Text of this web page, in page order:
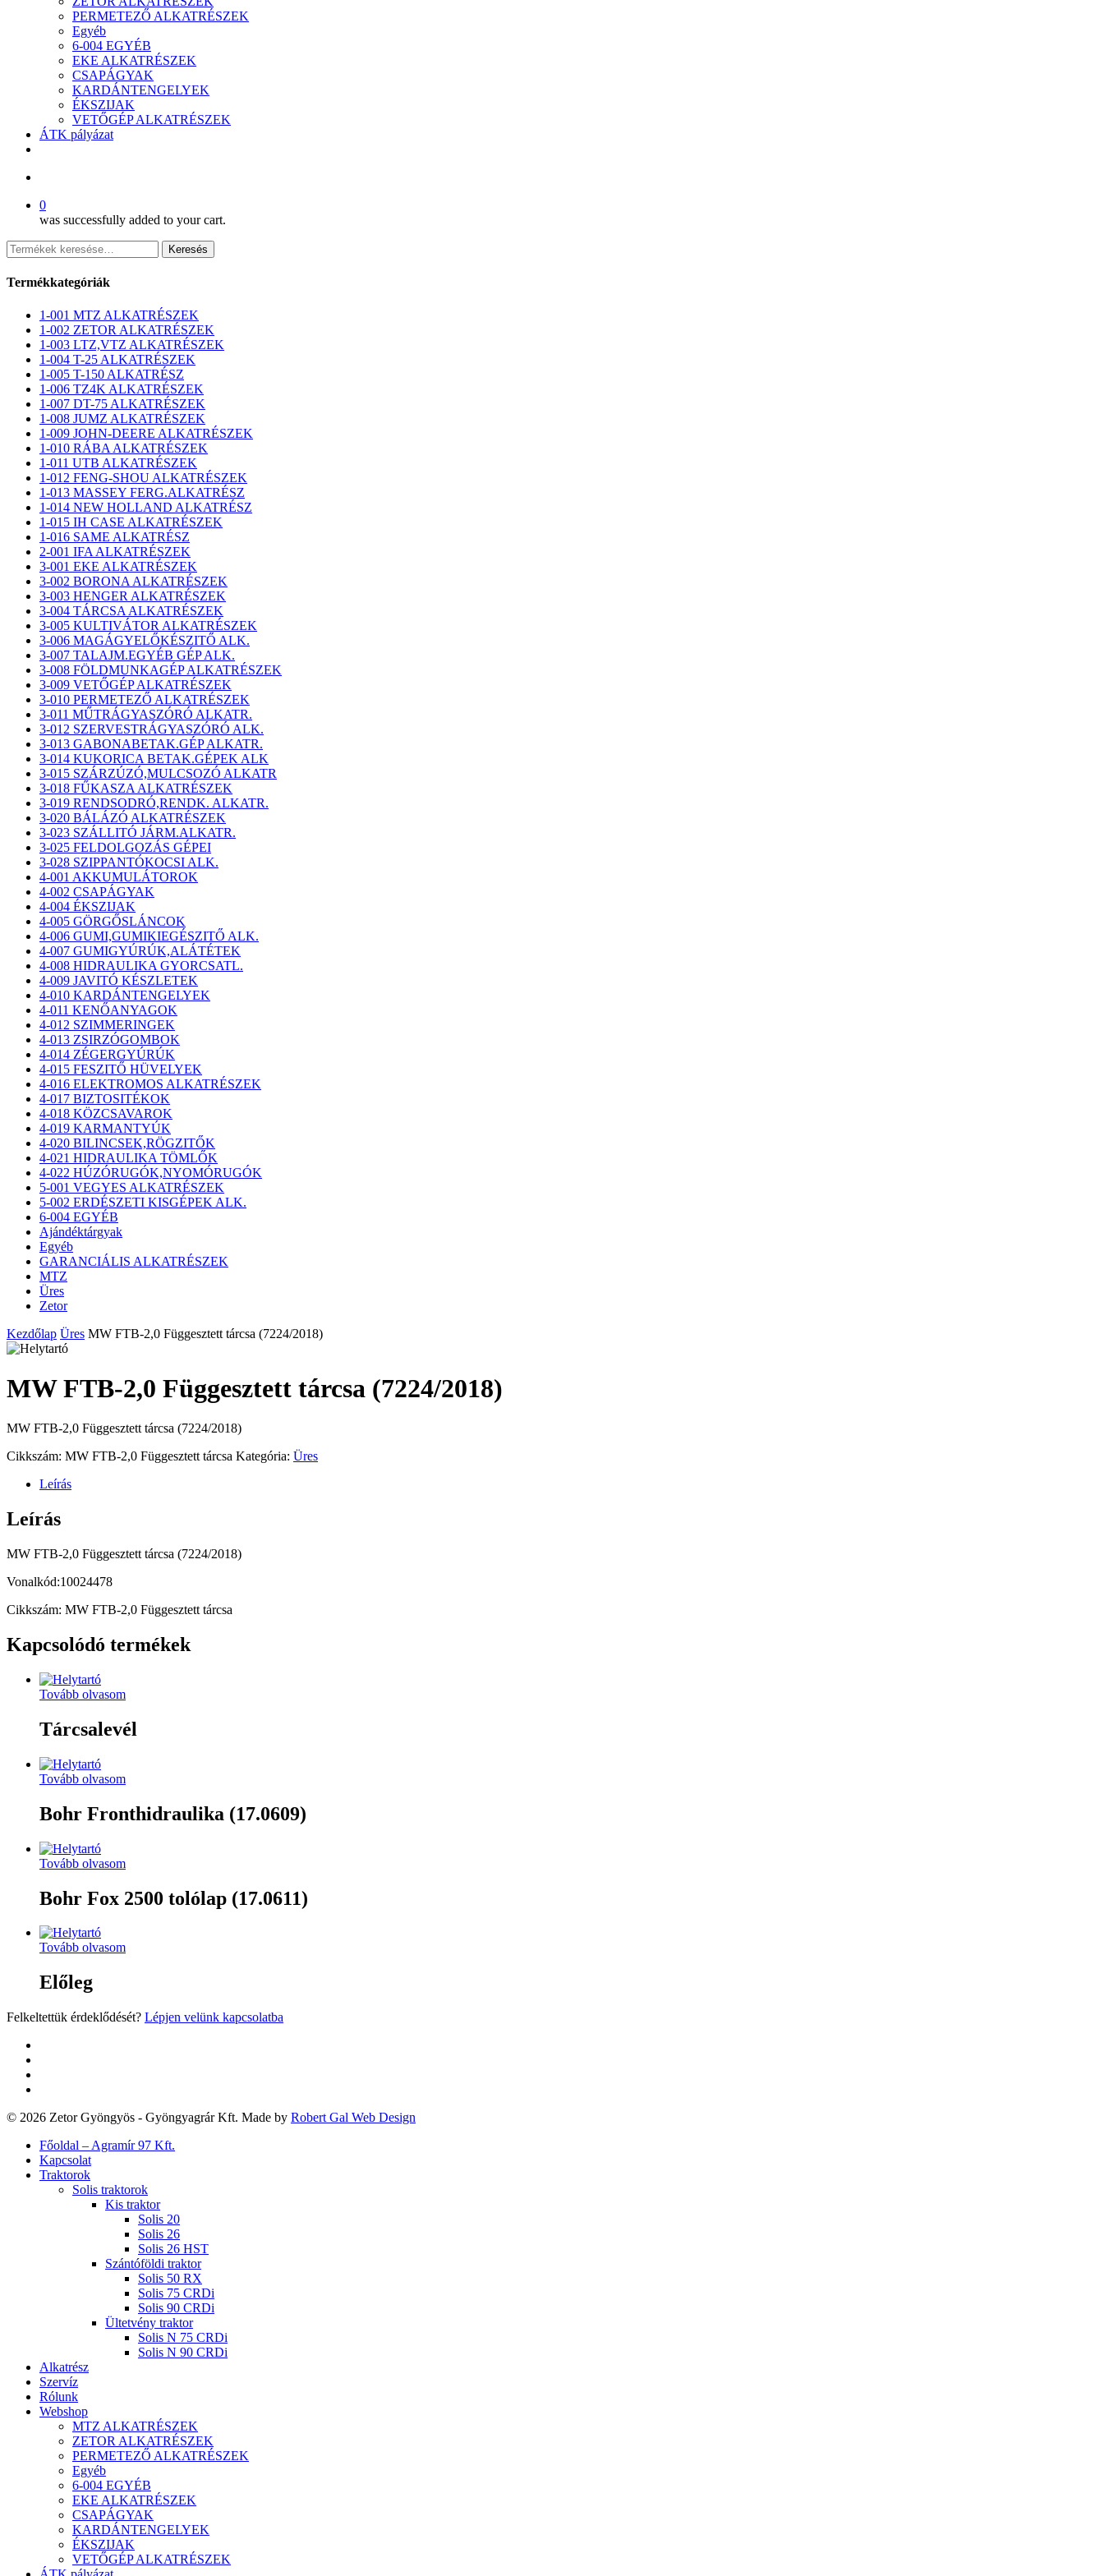
PERMETEZŐ ALKATRÉSZEK
Egyéb
6-004 EGYÉB
EKE ALKATRÉSZEK
CSAPÁGYAK
KARDÁNTENGELYEK
ÉKSZIJAK
VETŐGÉP ALKATRÉSZEK
ÁTK pályázat
0
was successfully added to your cart.
Keresés
a
következőre:
Keresés
Termékkategóriák
1-001 MTZ ALKATRÉSZEK
1-002 ZETOR ALKATRÉSZEK
1-003 LTZ,VTZ ALKATRÉSZEK
1-004 T-25 ALKATRÉSZEK
1-005 T-150 ALKATRÉSZ
1-006 TZ4K ALKATRÉSZEK
1-007 DT-75 ALKATRÉSZEK
1-008 JUMZ ALKATRÉSZEK
1-009 JOHN-DEERE ALKATRÉSZEK
1-010 RÁBA ALKATRÉSZEK
1-011 UTB ALKATRÉSZEK
1-012 FENG-SHOU ALKATRÉSZEK
1-013 MASSEY FERG.ALKATRÉSZ
1-014 NEW HOLLAND ALKATRÉSZ
1-015 IH CASE ALKATRÉSZEK
1-016 SAME ALKATRÉSZ
2-001 IFA ALKATRÉSZEK
3-001 EKE ALKATRÉSZEK
3-002 BORONA ALKATRÉSZEK
3-003 HENGER ALKATRÉSZEK
3-004 TÁRCSA ALKATRÉSZEK
3-005 KULTIVÁTOR ALKATRÉSZEK
3-006 MAGÁGYELŐKÉSZITŐ ALK.
3-007 TALAJM.EGYÉB GÉP ALK.
3-008 FÖLDMUNKAGÉP ALKATRÉSZEK
3-009 VETŐGÉP ALKATRÉSZEK
3-010 PERMETEZŐ ALKATRÉSZEK
3-011 MŰTRÁGYASZÓRÓ ALKATR.
3-012 SZERVESTRÁGYASZÓRÓ ALK.
3-013 GABONABETAK.GÉP ALKATR.
3-014 KUKORICA BETAK.GÉPEK ALK
3-015 SZÁRZÚZÓ,MULCSOZÓ ALKATR
3-018 FŰKASZA ALKATRÉSZEK
3-019 RENDSODRÓ,RENDK. ALKATR.
3-020 BÁLÁZÓ ALKATRÉSZEK
3-023 SZÁLLITÓ JÁRM.ALKATR.
3-025 FELDOLGOZÁS GÉPEI
3-028 SZIPPANTÓKOCSI ALK.
4-001 AKKUMULÁTOROK
4-002 CSAPÁGYAK
4-004 ÉKSZIJAK
4-005 GÖRGŐSLÁNCOK
4-006 GUMI,GUMIKIEGÉSZITŐ ALK.
4-007 GUMIGYÚRÚK,ALÁTÉTEK
4-008 HIDRAULIKA GYORCSATL.
4-009 JAVITÓ KÉSZLETEK
4-010 KARDÁNTENGELYEK
4-011 KENŐANYAGOK
4-012 SZIMMERINGEK
4-013 ZSIRZÓGOMBOK
4-014 ZÉGERGYÚRÚK
4-015 FESZITŐ HÜVELYEK
4-016 ELEKTROMOS ALKATRÉSZEK
4-017 BIZTOSITÉKOK
4-018 KÖZCSAVAROK
4-019 KARMANTYÚK
4-020 BILINCSEK,RÖGZITŐK
4-021 HIDRAULIKA TÖMLŐK
4-022 HÚZÓRUGÓK,NYOMÓRUGÓK
5-001 VEGYES ALKATRÉSZEK
5-002 ERDÉSZETI KISGÉPEK ALK.
6-004 EGYÉB
Ajándéktárgyak
Egyéb
GARANCIÁLIS ALKATRÉSZEK
MTZ
Üres
Zetor
Kezdőlap Üres MW FTB-2,0 Függesztett tárcsa (7224/2018)
MW FTB-2,0 Függesztett tárcsa (7224/2018)
MW FTB-2,0 Függesztett tárcsa (7224/2018)
Cikkszám: MW FTB-2,0 Függesztett tárcsa Kategória: Üres
Leírás
Leírás
MW FTB-2,0 Függesztett tárcsa (7224/2018)
Vonalkód:10024478
Cikkszám: MW FTB-2,0 Függesztett tárcsa
Kapcsolódó termékek
Tovább olvasom
Tárcsalevél
Tovább olvasom
Bohr Fronthidraulika (17.0609)
Tovább olvasom
Bohr Fox 2500 tolólap (17.0611)
Tovább olvasom
Előleg
Felkeltettük érdeklődését? Lépjen velünk kapcsolatba
© 2026 Zetor Gyöngyös - Gyöngyagrár Kft. Made by Robert Gal Web Design
Close
Menu
Főoldal – Agramír 97 Kft.
Kapcsolat
Traktorok
Solis traktorok
Kis traktor
Solis 20
Solis 26
Solis 26 HST
Szántóföldi traktor
Solis 50 RX
Solis 75 CRDi
Solis 90 CRDi
Ültetvény traktor
Solis N 75 CRDi
Solis N 90 CRDi
Alkatrész
Szervíz
Rólunk
Webshop
MTZ ALKATRÉSZEK
ZETOR ALKATRÉSZEK
PERMETEZŐ ALKATRÉSZEK
Egyéb
6-004 EGYÉB
EKE ALKATRÉSZEK
CSAPÁGYAK
KARDÁNTENGELYEK
ÉKSZIJAK
VETŐGÉP ALKATRÉSZEK